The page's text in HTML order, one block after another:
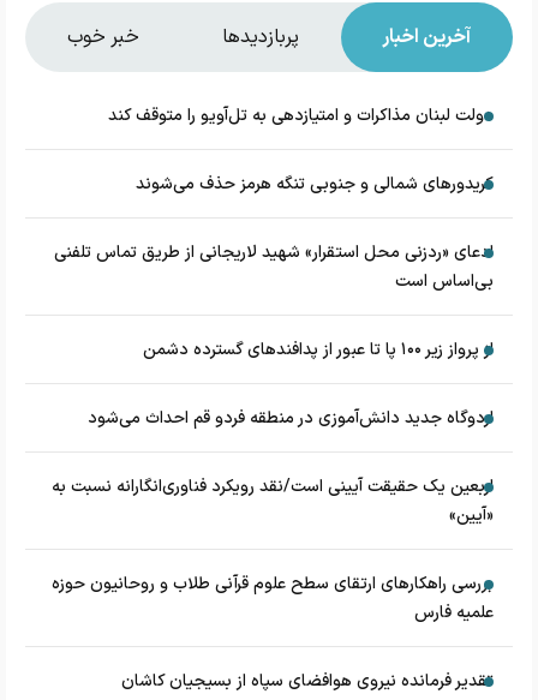
آخرین اخبار پربازدیدها خبر خوب
دولت لبنان مذاکرات و امتیازدهی به تل‌آویو را متوقف کند
کریدورهای شمالی و جنوبی تنگه هرمز حذف می‌شوند
ادعای «ردزنی محل استقرار» شهید لاریجانی از طریق تماس تلفنی
بی‌اساس است
از پرواز زیر ۱۰۰ پا تا عبور از پدافند‌های گسترده دشمن
اردوگاه جدید دانش‌آموزی در منطقه فردو قم احداث می‌شود
اربعین یک حقیقت آیینی است/نقد رویکرد فناوری‌انگارانه نسبت به
«آیین»
بررسی راهکارهای ارتقای سطح علوم قرآنی طلاب و روحانیون حوزه
علمیه فارس
تقدیر فرمانده نیروی هوافضای سپاه از بسیجیان کاشان